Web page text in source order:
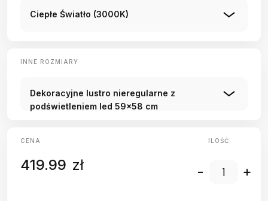
Ciepłe Światło (3000K)
INNE ROZMIARY
Dekoracyjne lustro nieregularne z
podświetleniem led 59x58 cm
CENA
419.99 zł
ILOŚĆ:
- +